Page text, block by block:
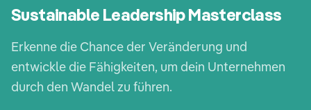
Sustainable Leadership Masterclass
Erkenne die Chance der Veränderung und
entwickle die Fähigkeiten, um dein Unternehmen
durch den Wandel zu führen.